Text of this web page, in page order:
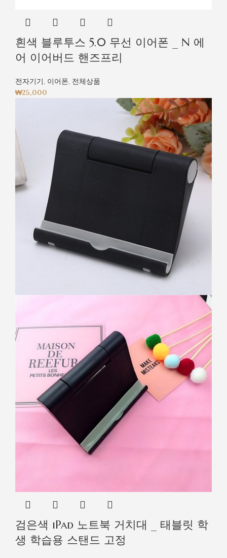
흰색 블루투스 5.0 무선 이어폰 _ N 에
어 이어버드 핸즈프리
전자기기, 이어폰, 전체상품
₩25,000
검은색 iPad 노트북 거치대 _ 태블릿 학
생 학습용 스탠드 고정